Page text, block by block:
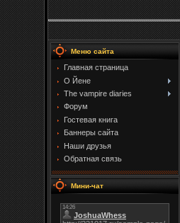
Меню сайта
Главная страница
О Йене
The vampire diaries
Форум
Гостевая книга
Баннеры сайта
Наши друзья
Обратная связь
Мини-чат